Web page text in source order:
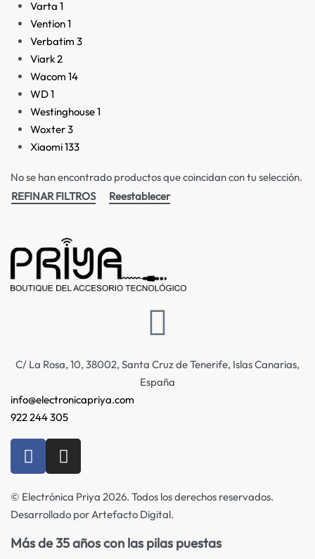
Varta 1
Vention1
Verbatim 3
Viark2
Wacom 14
WD1
Westinghouse1
Woxter3
Xiaomi133
No se han encontrado productos que coincidan con tu selección.
REFINAR FILTROS
Reestablecer
C/ La Rosa, 10, 38002, Santa Cruz de Tenerife, Islas Canarias,
España
info@electronicapriya.com
922 244 305
© Electrónica Priya 2026. Todos los derechos reservados.
Desarrollado por Artefacto Digital.
Más de 35 años con las pilas puestas